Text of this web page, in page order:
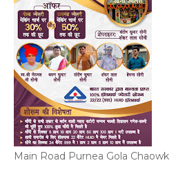
Main Road Purnea Gola Chaowk